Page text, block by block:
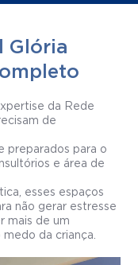
Glória
da Rede
de
preparados para o
e área de
esses espaços
não gerar estresse
mais de um
da criança.